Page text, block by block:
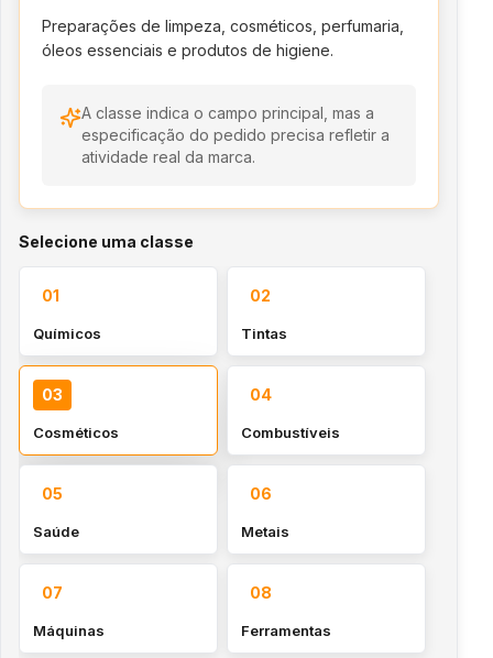
Preparações de limpeza, cosméticos, perfumaria,
óleos essenciais e produtos de higiene.
A classe indica o campo principal, mas a
especificação do pedido precisa refletir a
atividade real da marca.
Selecione uma classe
01
Químicos
02
Tintas
03
Cosméticos
04
Combustíveis
05
Saúde
06
Metais
07
Máquinas
08
Ferramentas